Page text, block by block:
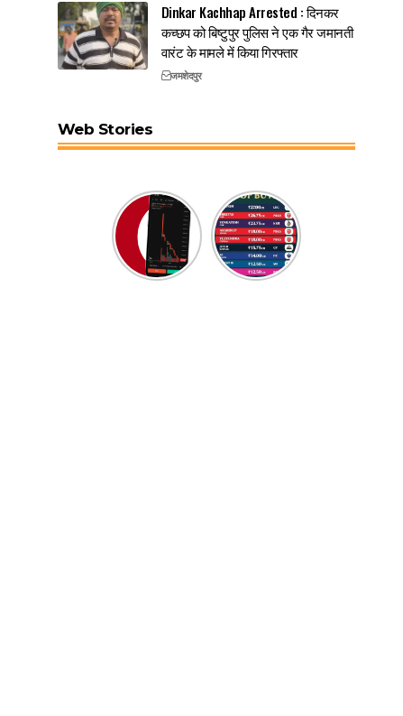
Dinkar Kachhap Arrested : दिनकर
कच्छप को बिष्टुपुर पुलिस ने एक गैर जमानती
वारंट के मामले में किया गिरफ्तार
जमशेदपुर
Web Stories